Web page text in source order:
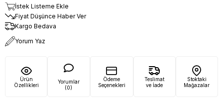
İstek Listeme Ekle
Fiyat Düşünce Haber Ver
Kargo Bedava
Yorum Yaz
Ürün
Özellikleri
Yorumlar
(0)
Ödeme
Seçenekleri
Teslimat
ve İade
Stoktaki
Mağazalar